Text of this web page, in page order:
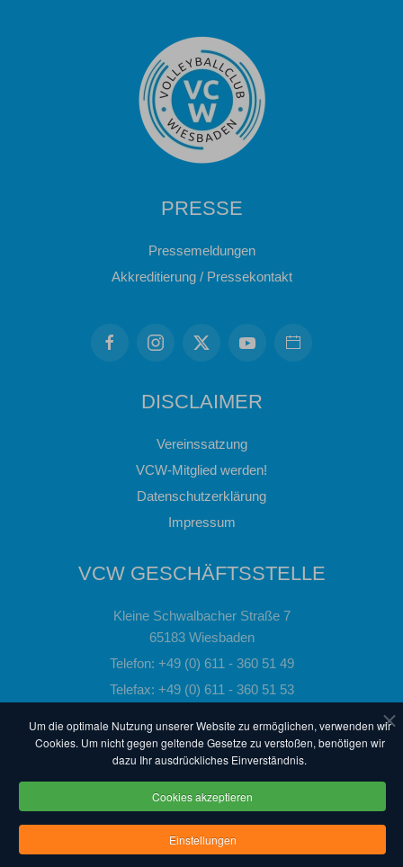
PRESSE
Pressemeldungen
Akkreditierung / Pressekontakt
DISCLAIMER
Vereinssatzung
VCW-Mitglied werden!
Datenschutzerklärung
Impressum
VCW GESCHÄFTSSTELLE
Kleine Schwalbacher Straße 7
65183 Wiesbaden
Telefon: +49 (0) 611 - 360 51 49
Telefax: +49 (0) 611 - 360 51 53
powered by 3QMEDIA - The Quality Web
© VC Wiesbaden. Alle Rechte vorbehalten.
Um die optimale Nutzung unserer Website zu ermöglichen, verwenden wir
Cookies. Um nicht gegen geltende Gesetze zu verstoßen, benötigen wir
dazu Ihr ausdrückliches Einverständnis.
Cookies akzeptieren
Einstellungen